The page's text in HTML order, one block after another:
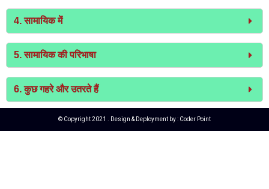
4. सामायिक में
5. सामायिक की परिभाषा
6. कुछ गहरे और उतरते हैं
© Copyright 2021 . Design & Deployment by : Coder Point